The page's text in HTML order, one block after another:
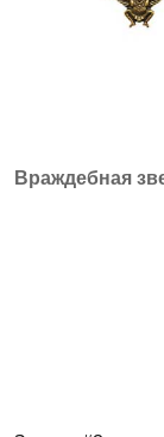
Враждебная